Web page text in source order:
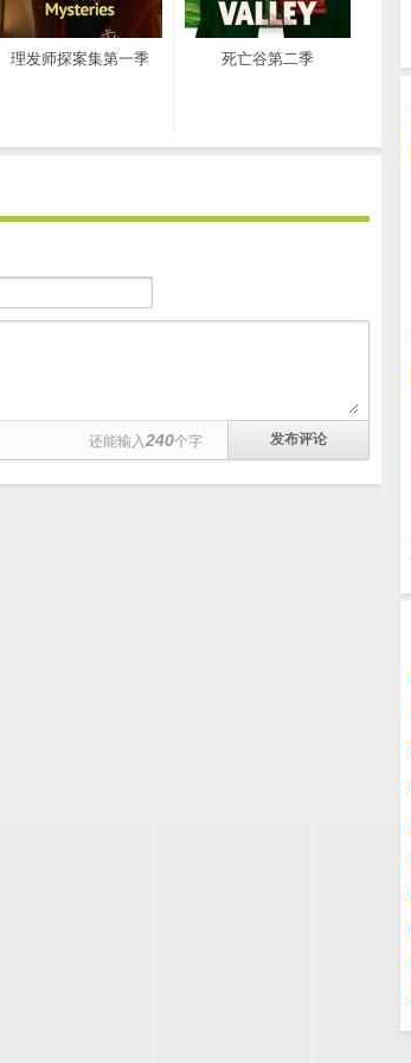
理发师探案集第一季 死亡谷第二季
还能输入 240个字